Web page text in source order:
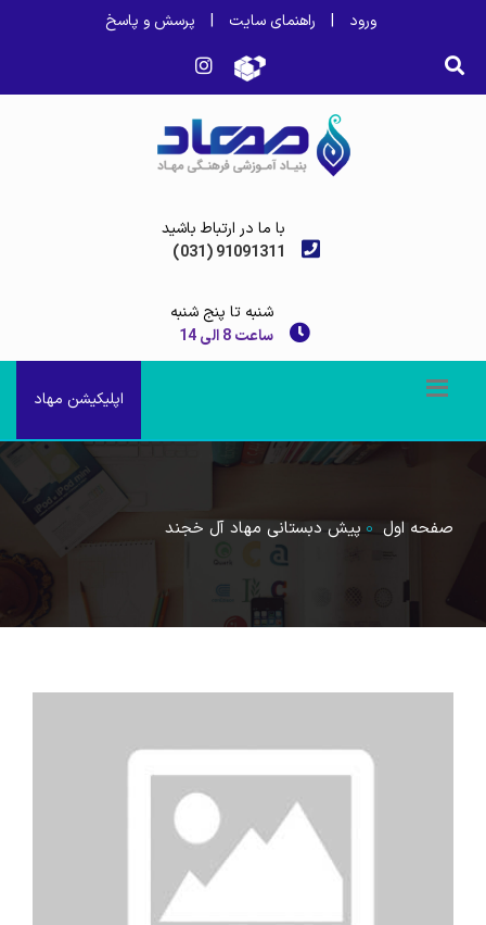
پرسش و پاسخ | راهنمای سایت | ورود
با ما در ارتباط باشید
(031) 91091311
شنبه تا پنج شنبه
ساعت 8 الی 14
اپلیکیشن مهاد
صفحه اول پیش دبستانی مهاد آل خجند